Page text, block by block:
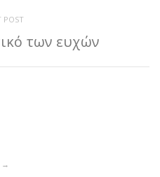
POST
των ευχών
→